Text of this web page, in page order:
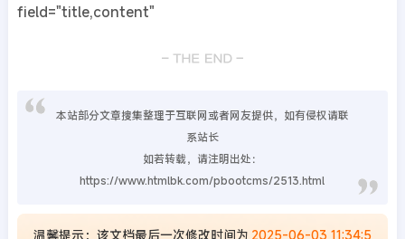
field="title,content"
本站部分文章搜集整理于互联网或者网友提供，如有侵权请联
系站长
如若转载，请注明出处：
https://www.htmlbk.com/pbootcms/2513.html
温馨提示：该文档最后一次修改时间为 2025-06-03 11:34:5